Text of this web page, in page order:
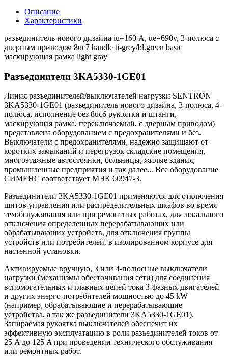
Описание
Характеристики
разъединитель нового дизайна iu=160 А, ue=690v, 3-полюса с
дверным приводом 8uc7 handle ti-grey/bl.green basic
маскирующая рамка light gray
Разъединители 3KA5330-1GE01
Линия разъединителей/выключателей нагрузки SENTRON
3KA5330-1GE01 (разъединитель нового дизайна, 3-полюса, 4-
полюса, исполнение без 8uc6 рукоятки и штанги,
маскирующая рамка, переключаемый, с дверным приводом)
представлена оборудованием с предохранителями и без.
Выключатели с предохранителями, надежно защищают от
коротких замыканий и перегрузок складские помещения,
многоэтажные автостоянки, больницы, жилые здания,
промышленные предприятия и так далее... Все оборудование
СИМЕНС соответствует МЭК 60947-3.
Разъединители 3KA5330-1GE01 применяются для отключения
щитов управления или распределительных шкафов во время
техобслуживания или при ремонтных работах, для локального
отключения определенных перерабатывающих или
обрабатывающих устройств, для отключения группы
устройств или потребителей, в изолированном корпусе для
настенной установки.
Активируемые вручную, 3 или 4-полюсные выключатели
нагрузки (механизмы обесточивания сети) для соединения
вспомогательных и главных цепей тока 3-фазных двигателей
и других энерго-потребителей мощностью до 45 kW
(например, обрабатывающие и перерабатывающие
устройства, а так же разъединители 3KA5330-1GE01).
Запираемая рукоятка выключателей обеспечит их
эффективную эксплуатацию в роли разъединителей токов от
25 A до 125 A при проведении технического обслуживания
или ремонтных работ.